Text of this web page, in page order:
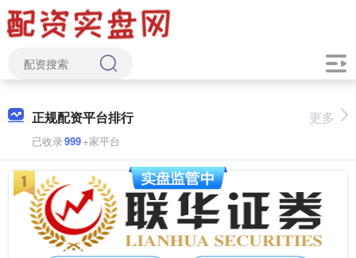
正规配资平台排行
已收录999+家平台
更多